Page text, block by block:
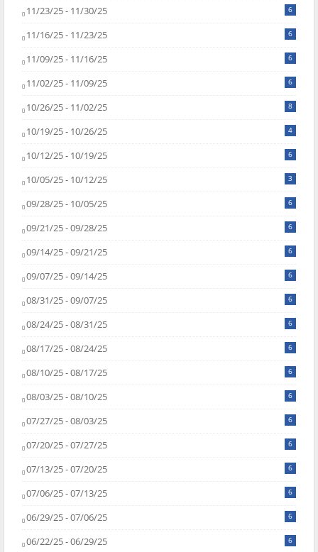
11/23/25 - 11/30/25 6
11/16/25 - 11/23/25 6
11/09/25 - 11/16/25 6
11/02/25 - 11/09/25 6
10/26/25 - 11/02/25 8
10/19/25 - 10/26/25 4
10/12/25 - 10/19/25 6
10/05/25 - 10/12/25 3
09/28/25 - 10/05/25 6
09/21/25 - 09/28/25 6
09/14/25 - 09/21/25 6
09/07/25 - 09/14/25 6
08/31/25 - 09/07/25 6
08/24/25 - 08/31/25 6
08/17/25 - 08/24/25 6
08/10/25 - 08/17/25 6
08/03/25 - 08/10/25 6
07/27/25 - 08/03/25 6
07/20/25 - 07/27/25 6
07/13/25 - 07/20/25 6
07/06/25 - 07/13/25 6
06/29/25 - 07/06/25 6
06/22/25 - 06/29/25 6